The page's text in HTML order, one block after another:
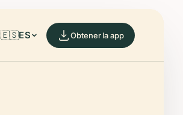
🇪🇸ES Obtener la app